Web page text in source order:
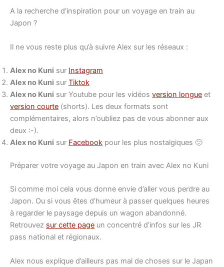
A la recherche d’inspiration pour un voyage en train au
Japon ?
Il ne vous reste plus qu’à suivre Alex sur les réseaux :
Alex no Kuni sur Instagram
Alex no Kuni sur Tiktok
Alex no Kuni sur Youtube pour les vidéos version longue et
version courte (shorts). Les deux formats sont
complémentaires, alors n’oubliez pas de vous abonner aux
deux :-).
Alex no Kuni sur Facebook pour les plus nostalgiques 🙂
Préparer votre voyage au Japon en train avec Alex no Kuni
Si comme moi cela vous donne envie d’aller vous perdre au
Japon. Ou si vous êtes d’humeur à passer quelques heures
à regarder le paysage depuis un wagon abandonné.
Retrouvez sur cette page un concentré d’infos sur les JR
pass national et régionaux.
Alex nous explique d’ailleurs pas mal de choses sur le Japan